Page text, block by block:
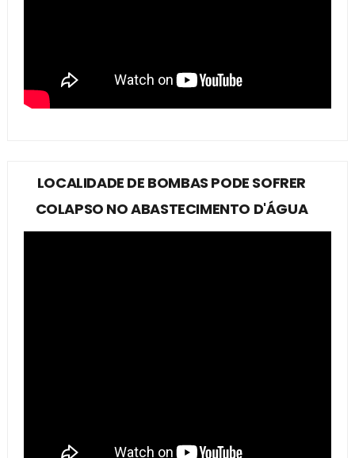
LOCALIDADE DE BOMBAS PODE SOFRER
COLAPSO NO ABASTECIMENTO D'ÁGUA